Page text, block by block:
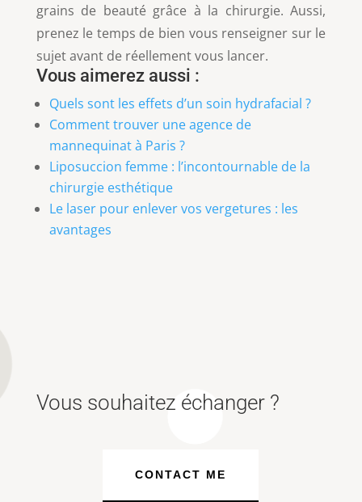
grains de beauté grâce à la chirurgie. Aussi,
prenez le temps de bien vous renseigner sur le
sujet avant de réellement vous lancer.
Vous aimerez aussi :
Quels sont les effets d’un soin hydrafacial ?
Comment trouver une agence de
mannequinat à Paris ?
Liposuccion femme : l’incontournable de la
chirurgie esthétique
Le laser pour enlever vos vergetures : les
avantages
Vous souhaitez échanger ?
CONTACT ME